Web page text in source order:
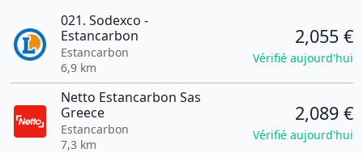
021. Sodexco -
Estancarbon
Estancarbon
6,9 km
2,055 €
Vérifié aujourd'hui
Netto Estancarbon Sas
Greece
Estancarbon
7,3 km
2,089 €
Vérifié aujourd'hui